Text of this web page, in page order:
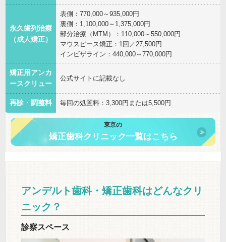
永久歯列治療
（成人矯正）
表側：770,000～935,000円
裏側：1,100,000～1,375,000円
部分治療（MTM）：110,000～550,000円
マウスピース矯正：1回／27,500円
インビザライン：440,000～770,000円
矯正用アンカ
ースクリュー
公式サイトに記載なし
再診・調整料 毎回の処置料：3,300円または5,500円
東京の
矯正歯科クリニック一覧はこちら
アンデルト歯科・矯正歯科はどんなクリ
ニック？
診察スペース